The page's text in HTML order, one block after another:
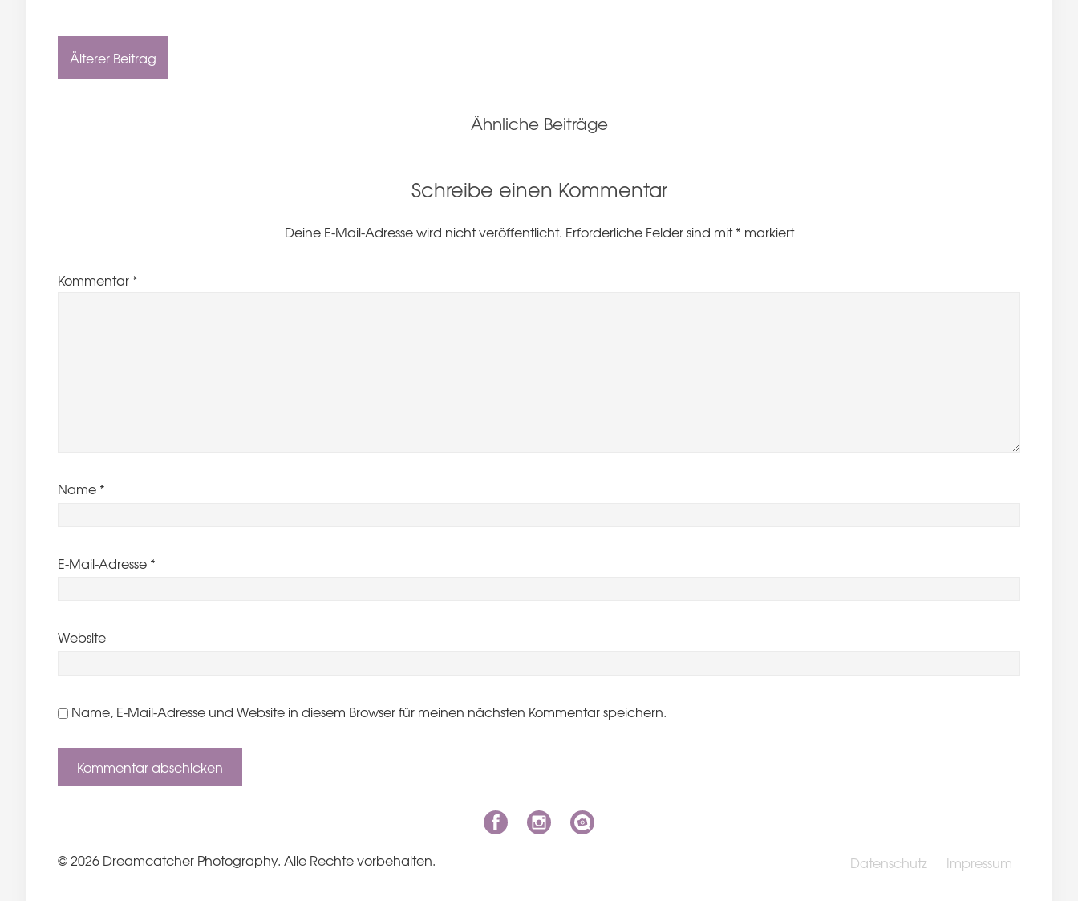
Älterer Beitrag
Ähnliche Beiträge
Schreibe einen Kommentar
Deine E-Mail-Adresse wird nicht veröffentlicht. Erforderliche Felder sind mit* markiert
Kommentar *
Name *
E-Mail-Adresse *
Website
Name, E-Mail-Adresse und Website in diesem Browser für meinen nächsten Kommentar speichern.
© 2026 Dreamcatcher Photography. Alle Rechte vorbehalten. Datenschutz Impressum